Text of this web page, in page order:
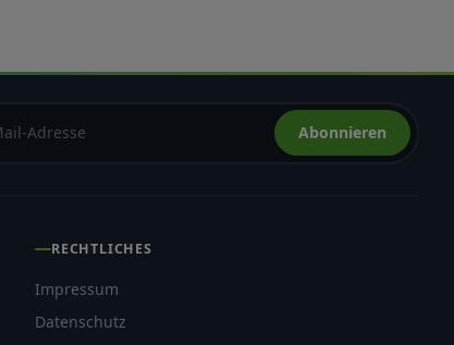
Abonnieren
RECHTLICHES
Impressum
Datenschutz